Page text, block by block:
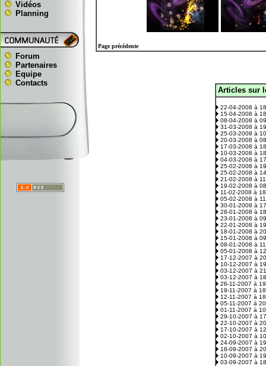
Vidéos
Planning
Forum
Partenaires
Equipe
Contacts
Page précédente
Articles sur
22-04-2008 à
15-04-2008 à
08-04-2008 à
31-03-2008 à
25-03-2008 à
20-03-2008 à
17-03-2008 à
10-03-2008 à
04-03-2008 à
25-02-2008 à
25-02-2008 à
21-02-2008 à
19-02-2008 à
11-02-2008 à
05-02-2008 à
30-01-2008 à
28-01-2008 à
23-01-2008 à
22-01-2008 à
18-01-2008 à
15-01-2008 à
08-01-2008 à
05-01-2008 à
17-12-2007 à
10-12-2007 à
03-12-2007 à
03-12-2007 à
26-11-2007 à
19-11-2007 à
12-11-2007 à
05-11-2007 à
01-11-2007 à
29-10-2007 à
22-10-2007 à
17-10-2007 à
02-10-2007 à
24-09-2007 à
18-09-2007 à
10-09-2007 à
03-09-2007 à